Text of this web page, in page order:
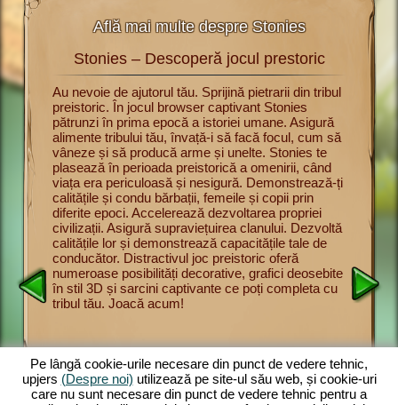
Află mai multe despre Stonies
cu
dintre
cât
Stonies – Descoperă jocul prestoric
Au nevoie de ajutorul tău. Sprijină pietrarii din tribul
preistoric. În jocul browser captivant Stonies
pătrunzi în prima epocă a istoriei umane. Asigură
alimente tribului tău, învață-i să facă focul, cum să
vâneze și să producă arme și unelte. Stonies te
plasează în perioada preistorică a omenirii, când
viața era periculoasă și nesigură. Demonstrează-ți
calitățile și condu bărbații, femeile și copii prin
diferite epoci. Accelerează dezvoltarea propriei
civilizații. Asigură supraviețuirea clanului. Dezvoltă
calitățile lor și demonstrează capacitățile tale de
conducător. Distractivul joc preistoric oferă
numeroase posibilități decorative, grafici deosebite
în stil 3D și sarcini captivante ce poți completa cu
tribul tău. Joacă acum!
Acum
jocul
Înveți
și să
oferă
și
asigură
Pe lângă cookie-urile necesare din punct de vedere tehnic,
upjers (Despre noi) utilizează pe site-ul său web, și cookie-uri
care nu sunt necesare din punct de vedere tehnic pentru a